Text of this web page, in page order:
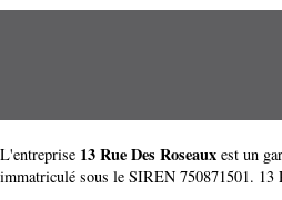
L'entreprise 13 Rue Des Roseaux est un
immatriculé sous le SIREN 750871501. 13